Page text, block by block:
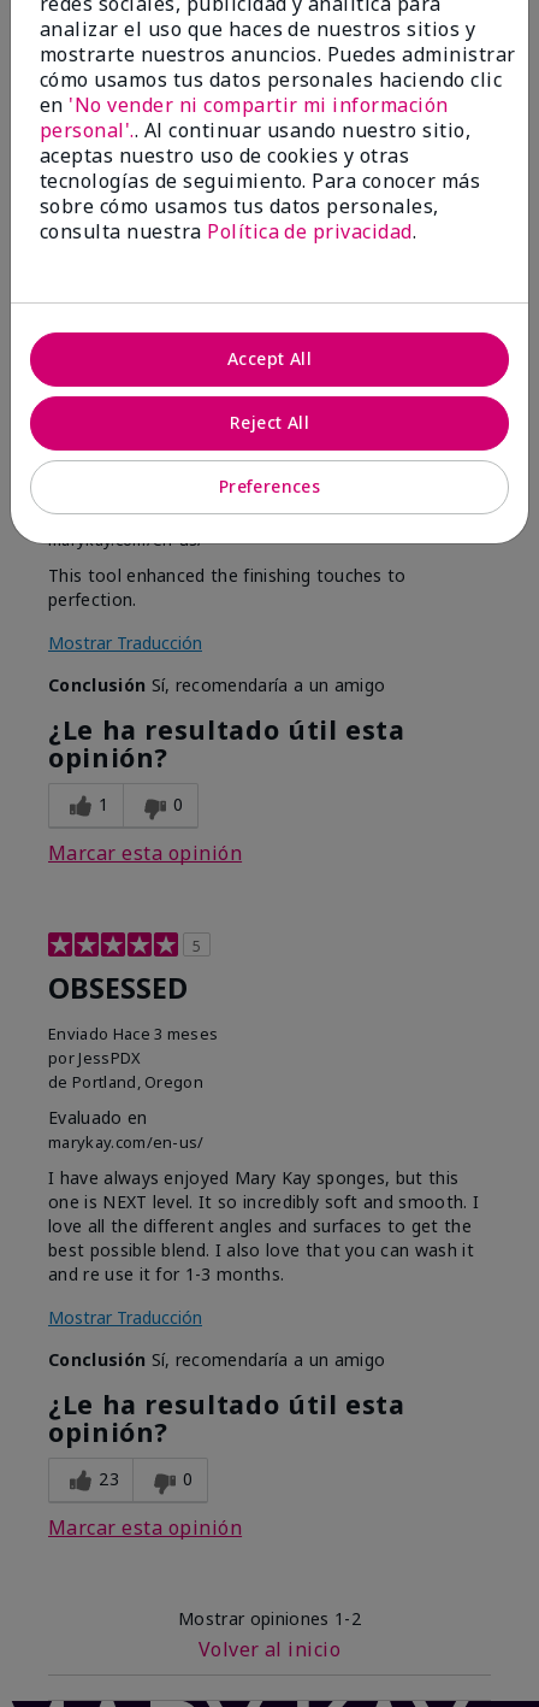
1 estrella
0
Evaluado por 2 clientes
MK completion sponge
porShirley "Girl"
Evaluado en
marykay.com/en-us/
This tool enhanced the finishing touches to
perfection.
Mostrar Traducción
Conclusión Sí, recomendaría a un amigo
¿Le ha resultado útil esta
opinión?
1 0
Marcar esta opinión
5
OBSESSED
Enviado Hace 3 meses
por JessPDX
de Portland, Oregon
Evaluado en
marykay.com/en-us/
I have always enjoyed Mary Kay sponges, but this
one is NEXT level. It so incredibly soft and smooth. I
love all the different angles and surfaces to get the
best possible blend. I also love that you can wash it
and re use it for 1-3 months.
Mostrar Traducción
Conclusión Sí, recomendaría a un amigo
¿Le ha resultado útil esta
opinión?
23 0
Marcar esta opinión
Mostrar opiniones 1-2
Volver al inicio
analizar el uso que haces de nuestros sitios y
mostrarte nuestros anuncios. Puedes administrar
cómo usamos tus datos personales haciendo clic
en 'No vender ni compartir mi información
personal'.. Al continuar usando nuestro sitio,
aceptas nuestro uso de cookies y otras
tecnologías de seguimiento. Para conocer más
sobre cómo usamos tus datos personales,
consulta nuestra Política de privacidad.
Preferences
Reject All
Accept All